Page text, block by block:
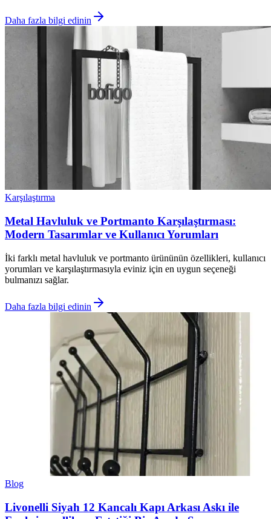
Daha fazla bilgi edinin
Karşılaştırma
Metal Havluluk ve Portmanto Karşılaştırması:
Modern Tasarımlar ve Kullanıcı Yorumları
İki farklı metal havluluk ve portmanto ürününün özellikleri, kullanıcı
yorumları ve karşılaştırmasıyla eviniz için en uygun seçeneği
bulmanızı sağlar.
Daha fazla bilgi edinin
Blog
Livonelli Siyah 12 Kancalı Kapı Arkası Askı ile